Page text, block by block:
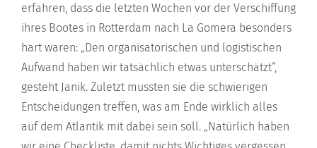
erfahren, dass die letzten Wochen vor der Verschiffung
ihres Bootes in Rotterdam nach La Gomera besonders
hart waren: „Den organisatorischen und logistischen
Aufwand haben wir tatsächlich etwas unterschätzt“,
gesteht Janik. Zuletzt mussten sie die schwierigen
Entscheidungen treffen, was am Ende wirklich alles
auf dem Atlantik mit dabei sein soll. „Natürlich haben